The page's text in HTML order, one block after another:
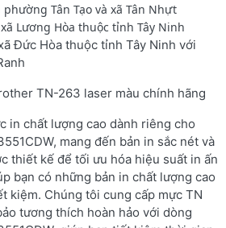
Tân Tạo và xã Tân Nhựt
Lương Hòa thuộc tỉnh Tây Ninh
Đức Hòa thuộc tỉnh Tây Ninh với
TN-263 laser màu chính hãng
in chất lượng cao dành riêng cho
mang đến bản in sắc nét và
thiết kế để tối ưu hóa hiệu suất in ấn
bạn có những bản in chất lượng cao
kiệm. Chúng tôi cung cấp mực TN
tương thích hoàn hảo với dòng